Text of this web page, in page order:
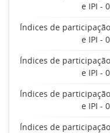
e IPI -
Índices de
e IPI -
Índices de
e IPI -
Índices de
e IPI -
Índices de